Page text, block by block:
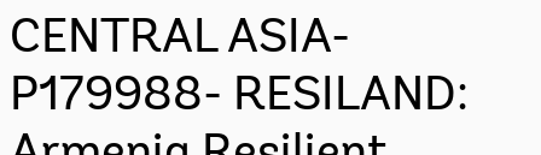
CENTRAL ASIA-
P179988- RESILAND: